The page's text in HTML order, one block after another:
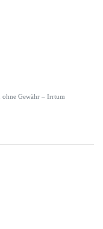
Gewähr – Irrtum